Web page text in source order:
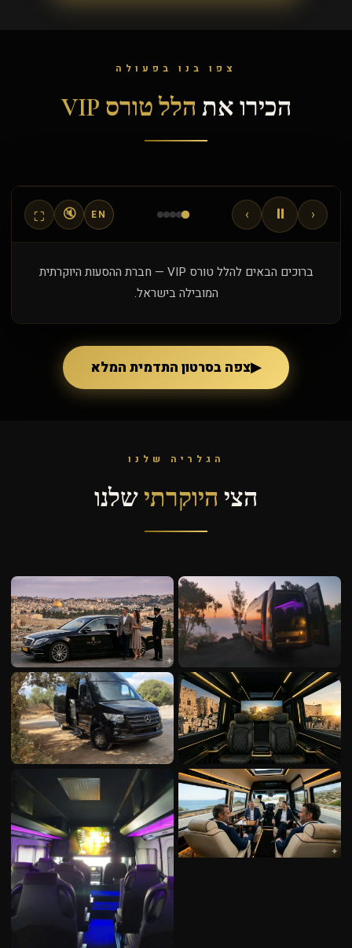
צפו בנו בפעולה
הכירו את הלל טורס VIP
ספרינטר יוקרה ברמה עולמית
‹
⏸
›
EN
🔇
⛶
ברוכים הבאים להלל טורס VIP — חברת ההסעות היוקרתית
המובילה בישראל.
▶צפה בסרטון התדמית המלא
הגלריה שלנו
הצי היוקרתישלנו